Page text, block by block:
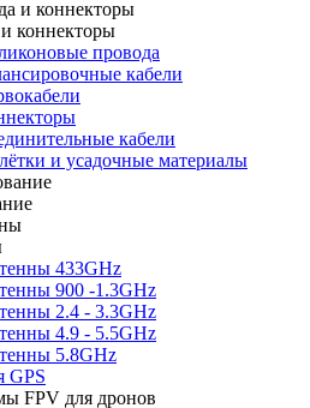
коннекторы
провода
кабели
кабели
и усадочные материалы
433GHz
900 -1.3GHz
2.4 - 3.3GHz
4.9 - 5.5GHz
5.8GHz
GPS